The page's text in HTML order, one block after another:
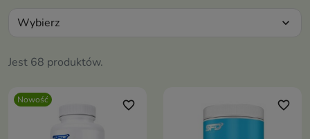
Jest 68 produktów.
Wybierz expand_more
Nowość favorite_border favorite_border